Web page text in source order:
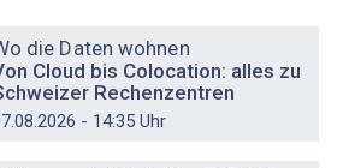
die Daten wohnen
Cloud bis Colocation: alles zu
Rechenzentren
- 14:35 Uhr